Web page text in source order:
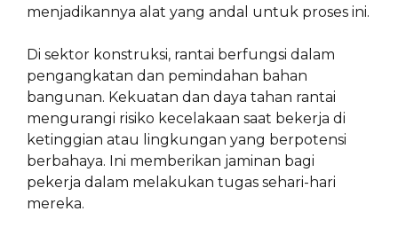
menjadikannya alat yang andal untuk proses ini.
Di sektor konstruksi, rantai berfungsi dalam
pengangkatan dan pemindahan bahan
bangunan. Kekuatan dan daya tahan rantai
mengurangi risiko kecelakaan saat bekerja di
ketinggian atau lingkungan yang berpotensi
berbahaya. Ini memberikan jaminan bagi
pekerja dalam melakukan tugas sehari-hari
mereka.